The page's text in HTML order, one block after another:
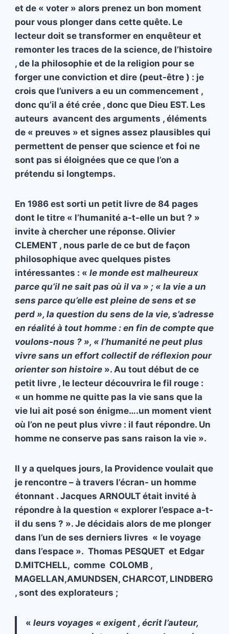
et de « voter » alors prenez un bon moment
pour vous plonger dans cette quête. Le
lecteur doit se transformer en enquêteur et
remonter les traces de la science, de l’histoire
, de la philosophie et de la religion pour se
forger une conviction et dire (peut-être ) : je
crois que l’univers a eu un commencement ,
donc qu’il a été crée , donc que Dieu EST. Les
auteurs avancent des arguments , éléments
de « preuves » et signes assez plausibles qui
permettent de penser que science et foi ne
sont pas si éloignées que ce que l’on a
prétendu si longtemps.
En 1986 est sorti un petit livre de 84 pages
dont le titre « l’humanité a-t-elle un but ? »
invite à chercher une réponse. Olivier
CLEMENT , nous parle de ce but de façon
philosophique avec quelques pistes
intéressantes : « le monde est malheureux
parce qu’il ne sait pas où il va » ; « la vie a un
sens parce qu’elle est pleine de sens et se
perd », la question du sens de la vie, s’adresse
en réalité à tout homme : en fin de compte que
voulons-nous ? », « l’humanité ne peut plus
vivre sans un effort collectif de réflexion pour
orienter son histoire». Au tout début de ce
petit livre , le lecteur découvrira le fil rouge :
« un homme ne quitte pas la vie sans que la
vie lui ait posé son énigme….un moment vient
où l’on ne peut plus vivre : il faut répondre. Un
homme ne conserve pas sans raison la vie ».
Il y a quelques jours, la Providence voulait que
je rencontre – à travers l’écran- un homme
étonnant . Jacques ARNOULT était invité à
répondre à la question « explorer l’espace a-t-
il du sens ? ». Je décidais alors de me plonger
dans l’un de ses derniers livres « le voyage
dans l’espace ». Thomas PESQUET et Edgar
D.MITCHELL, comme COLOMB ,
MAGELLAN,AMUNDSEN, CHARCOT, LINDBERG
, sont des explorateurs ;
« leurs voyages « exigent , écrit l’auteur,